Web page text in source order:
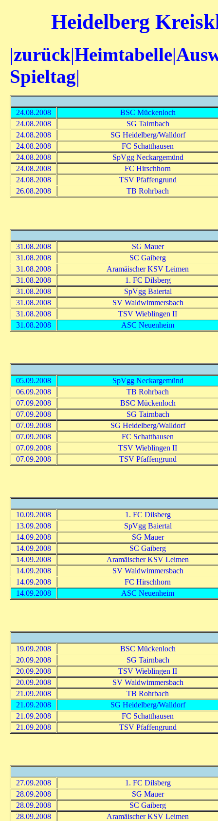
Heidelberg
|zurück|Heimtabelle|
Spieltag|
24.08.2008
BSC Mückenloch
24.08.2008
SG Tairnbach
24.08.2008
SG Heidelberg/Walldorf
24.08.2008
FC Schatthausen
24.08.2008
SpVgg Neckargemünd
24.08.2008
FC Hirschhorn
24.08.2008
TSV Pfaffengrund
26.08.2008
TB Rohrbach
31.08.2008
SG Mauer
31.08.2008
SC Gaiberg
31.08.2008
Aramäischer KSV Leimen
31.08.2008
1. FC Dilsberg
31.08.2008
SpVgg Baiertal
31.08.2008
SV Waldwimmersbach
31.08.2008
TSV Wieblingen II
31.08.2008
ASC Neuenheim
05.09.2008
SpVgg Neckargemünd
06.09.2008
TB Rohrbach
07.09.2008
BSC Mückenloch
07.09.2008
SG Tairnbach
07.09.2008
SG Heidelberg/Walldorf
07.09.2008
FC Schatthausen
07.09.2008
TSV Wieblingen II
07.09.2008
TSV Pfaffengrund
10.09.2008
1. FC Dilsberg
13.09.2008
SpVgg Baiertal
14.09.2008
SG Mauer
14.09.2008
SC Gaiberg
14.09.2008
Aramäischer KSV Leimen
14.09.2008
SV Waldwimmersbach
14.09.2008
FC Hirschhorn
14.09.2008
ASC Neuenheim
19.09.2008
BSC Mückenloch
20.09.2008
SG Tairnbach
20.09.2008
TSV Wieblingen II
20.09.2008
SV Waldwimmersbach
21.09.2008
TB Rohrbach
21.09.2008
SG Heidelberg/Walldorf
21.09.2008
FC Schatthausen
21.09.2008
TSV Pfaffengrund
27.09.2008
1. FC Dilsberg
28.09.2008
SG Mauer
28.09.2008
SC Gaiberg
28.09.2008
Aramäischer KSV Leimen